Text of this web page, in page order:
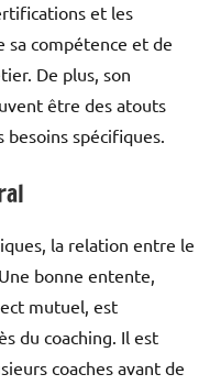
et les
sa compétence et de
De plus, son
être des atouts
spécifiques.
la relation entre le
bonne entente,
mutuel, est
du coaching. Il est
coaches avant de